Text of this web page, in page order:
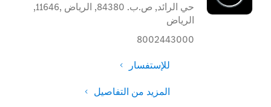
حي الرائد, ص.ب. 84380, الرياض ,11646
,
الرياض
8002443000
للإستفسار
المزيد من التفاصيل